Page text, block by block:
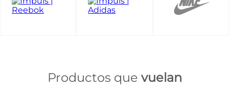
Productos que vuelan